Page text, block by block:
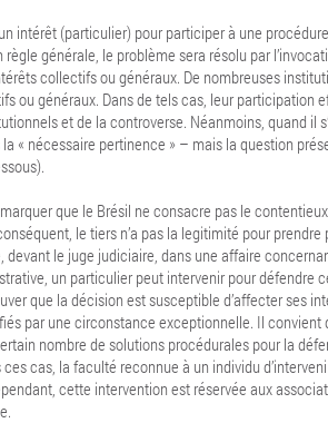
intérêt (particulier) pour participer à une
générale, le problème sera résolu par
collectifs ou généraux. De nombreuses
ou généraux. Dans de tels cas, leur participation
et de la controverse. Néanmoins, quand il
« nécessaire pertinence » – mais la question
que le Brésil ne consacre pas le
le tiers n’a pas la legitimité pour
devant le juge judiciaire, dans une affaire
un particulier peut intervenir pour défendre
que la décision est susceptible d’affecter ses
par une circonstance exceptionnelle. Il convient
nombre de solutions procédurales pour la
cas, la faculté reconnue à un individu
cette intervention est réservée aux